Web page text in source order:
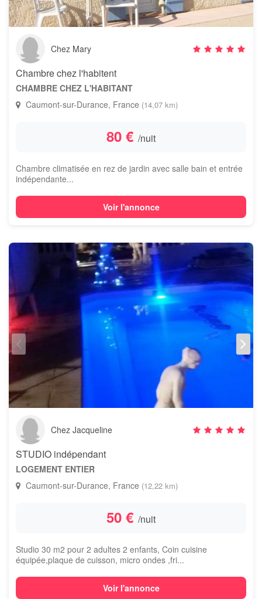
Chez Mary
Chambre chez l'habitent
CHAMBRE CHEZ L'HABITANT
Caumont-sur-Durance, France (14,07 km)
80 € /nuit
Chambre climatisée en rez de jardin avec salle bain et entrée
indépendante...
Voir l'annonce
Chez Jacqueline
STUDIO indépendant
LOGEMENT ENTIER
Caumont-sur-Durance, France (12,22 km)
50 € /nuit
Studio 30 m2 pour 2 adultes 2 enfants, Coin cuisine
équipée,plaque de cuisson, micro ondes ,fri...
Voir l'annonce